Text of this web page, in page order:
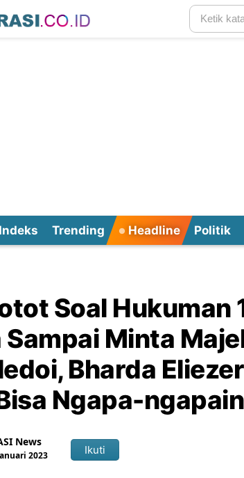
Indeks Trending Headline Politik
Soal Hukuman
Sampai Minta
Bharda
Ngapa-
News
2023 Ikuti